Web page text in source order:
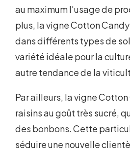
au maximum l'usage de
plus, la vigne Cotton
dans différents types de
variété idéale pour la
autre tendance de la
Par ailleurs, la vigne
raisins au goût très sucré,
des bonbons. Cette
séduire une nouvelle